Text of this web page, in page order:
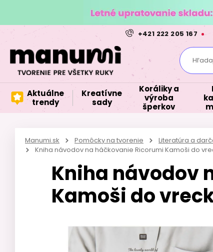
+421 222 205 167
Aktuálne
trendy
Kreatívne
sady
Koráliky a
výroba
šperkov
Manumi.sk Pomôcky na tvorenie Literatúra a
Kniha návodov na háčkovanie Ricorumi Kamoši do
Kniha návodov
Kamoši do